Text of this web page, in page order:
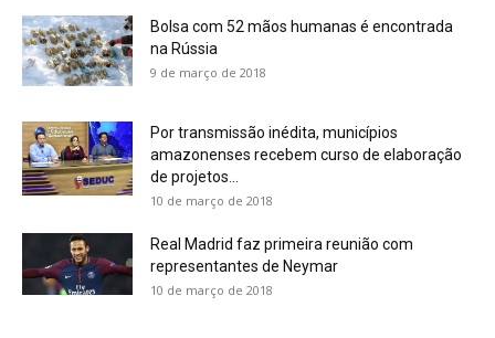
Bolsa com 52 mãos humanas é encontrada
na Rússia
9 de março de 2018
Por transmissão inédita, municípios
amazonenses recebem curso de elaboração
de projetos...
10 de março de 2018
Real Madrid faz primeira reunião com
representantes de Neymar
10 de março de 2018